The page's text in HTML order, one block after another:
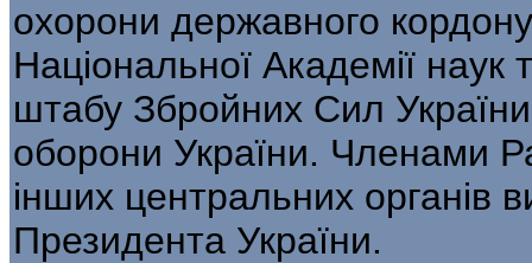
охорони державного
Національної Академії
штабу Збройних Сил
оборони України. Членами
інших центральних органів
Президента України.